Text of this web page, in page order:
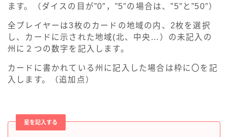
ます。（ダイスの目が”0″，”5″の場合は、”5″と”50″）
全プレイヤーは3枚のカードの地域の内、2枚を選択
し、カードに示された地域(北、中央…）の未記入の
州に２つの数字を記入します。
カードに書かれている州に記入した場合は枠に〇を記
入します。（追加点）
星を記入する